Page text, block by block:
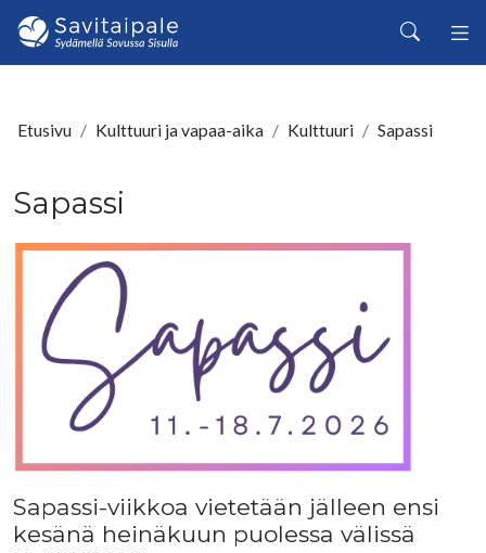
Siirry pääsisältöön
Haku
Etusivu Kulttuuri ja vapaa-aika Kulttuuri Sapassi
Sapassi
Sapassi-viikkoa vietetään jälleen ensi
kesänä heinäkuun puolessa välissä